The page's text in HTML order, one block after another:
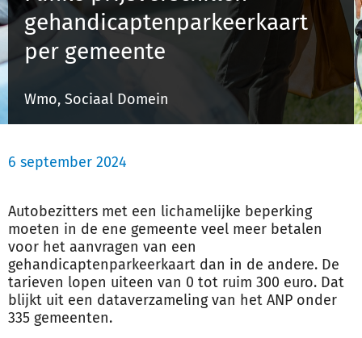
Inloggen
Registreren
gehandicaptenparkeerkaart
per gemeente
Wmo, Sociaal Domein
6 september 2024
Autobezitters met een lichamelijke beperking
moeten in de ene gemeente veel meer betalen
voor het aanvragen van een
gehandicaptenparkeerkaart dan in de andere. De
tarieven lopen uiteen van 0 tot ruim 300 euro. Dat
blijkt uit een dataverzameling van het ANP onder
335 gemeenten.